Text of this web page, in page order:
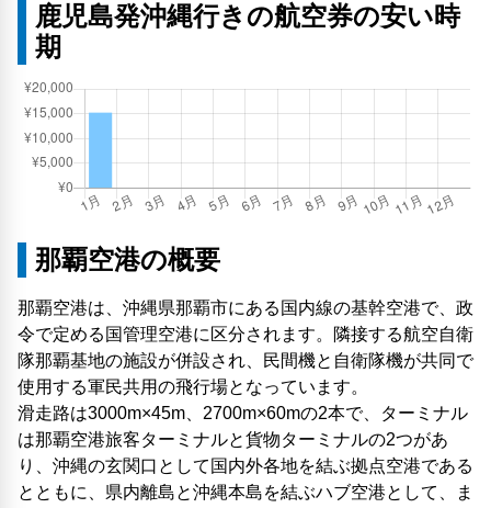
鹿児島発沖縄行きの航空券の安い時
期
那覇空港の概要
那覇空港は、沖縄県那覇市にある国内線の基幹空港で、政
令で定める国管理空港に区分されます。隣接する航空自衛
隊那覇基地の施設が併設され、民間機と自衛隊機が共同で
使用する軍民共用の飛行場となっています。
滑走路は3000m×45m、2700m×60mの2本で、ターミナル
は那覇空港旅客ターミナルと貨物ターミナルの2つがあ
り、沖縄の玄関口として国内外各地を結ぶ拠点空港である
とともに、県内離島と沖縄本島を結ぶハブ空港として、ま